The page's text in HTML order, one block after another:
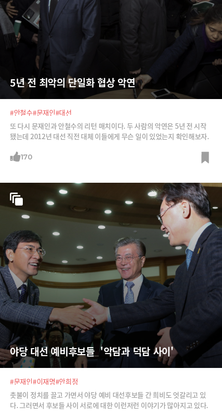
5년 전 최악의 단일화 협상 악연
#안철수#문재인#대선
또 다시 문재인과 안철수의 리턴 매치이다. 두 사람의 악연은 5년 전 시작
됐는데 2012년 대선 직전 대체 이들에게 무슨 일이 있었는지 확인해보자.
170
야당 대선 예비후보들  '악담과 덕담 사이'
#문재인#이재명#안희정
촛불이 정치를 끌고 가면서 야당 예비 대선후보들 간 희비도 엇갈리고 있
다. 그러면서 후보들 사이 서로에 대한 이런저런 이야기가 많아지고 있다.